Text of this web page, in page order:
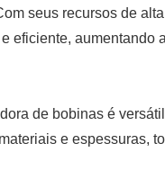
seus recursos de
eficiente, aumentando
de bobinas é
e espessuras,